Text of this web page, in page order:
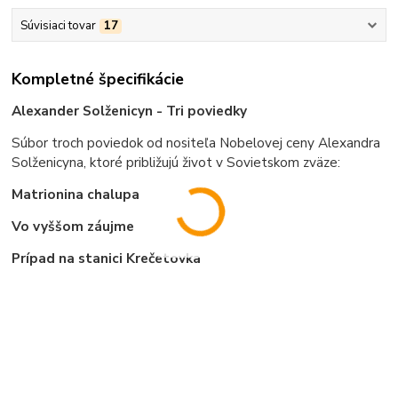
Súvisiaci tovar 17
Kompletné špecifikácie
Alexander Solženicyn - Tri poviedky
Súbor troch poviedok od nositeľa Nobelovej ceny Alexandra
Solženicyna, ktoré približujú život v Sovietskom zväze:
Matrionina chalupa
Vo vyššom záujme
Prípad na stanici Krečetovka